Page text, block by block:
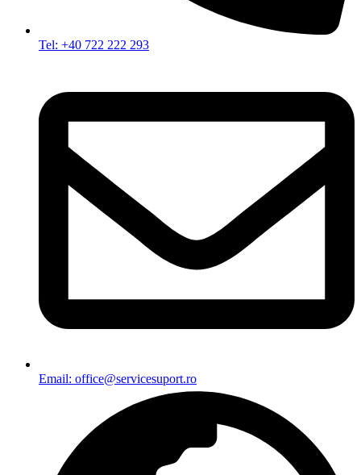
Tel: +40 722 222 293
Email: office@servicesuport.ro